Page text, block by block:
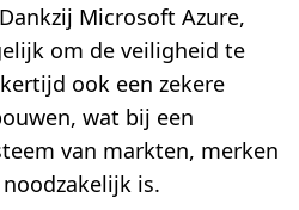
Microsoft Azure,
om de veiligheid te
ook een zekere
wat bij een
van markten, merken
is.